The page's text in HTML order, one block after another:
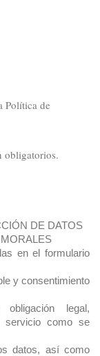
Política de
obligatorios.
DE DATOS
en el formulario
y consentimiento
legal,
como se
datos, así como